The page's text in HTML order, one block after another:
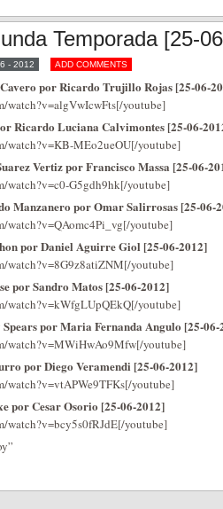
Temporada [25-
- 2012 ADD COMMENTS
por Ricardo Trujillo Rojas [25-06-
watch?v=algVwIcwFts[/youtube]
Ricardo Luciana Calvimontes [25-06-
watch?v=KB-MEo2ueOU[/youtube]
Vertiz por Francisco Massa [25-06-
watch?v=c0-G5gdh9hk[/youtube]
Manzanero por Omar Salirrosas [25-06-
watch?v=QAomc4Pi_vg[/youtube]
por Daniel Aguirre Giol [25-06-2012]
watch?v=8G9z8atiZNM[/youtube]
por Sandro Matos [25-06-2012]
watch?v=kWfgLUpQEkQ[/youtube]
por Maria Fernanda Angulo [25-06-
watch?v=MWiHwAo9Mfw[/youtube]
por Diego Veramendi [25-06-2012]
watch?v=vtAPWe9TFKs[/youtube]
por Cesar Osorio [25-06-2012]
watch?v=bcy5s0fRJdE[/youtube]